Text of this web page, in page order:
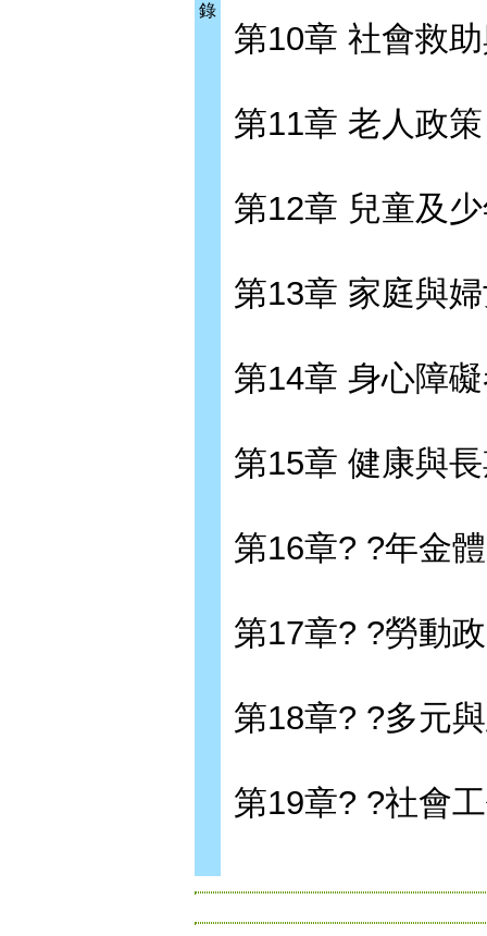
錄
第10章 社會救
第11章 老人政策
第12章 兒童及
第13章 家庭與
第14章 身心障
第15章 健康與
第16章? ?年金
第17章? ?勞動
第18章? ?多元
第19章? ?社會